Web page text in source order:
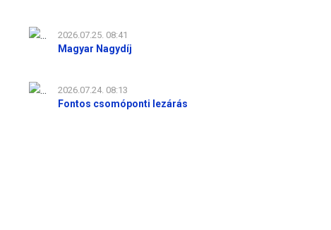
2026.07.25. 08:41
Magyar Nagydíj
2026.07.24. 08:13
Fontos csomóponti lezárás